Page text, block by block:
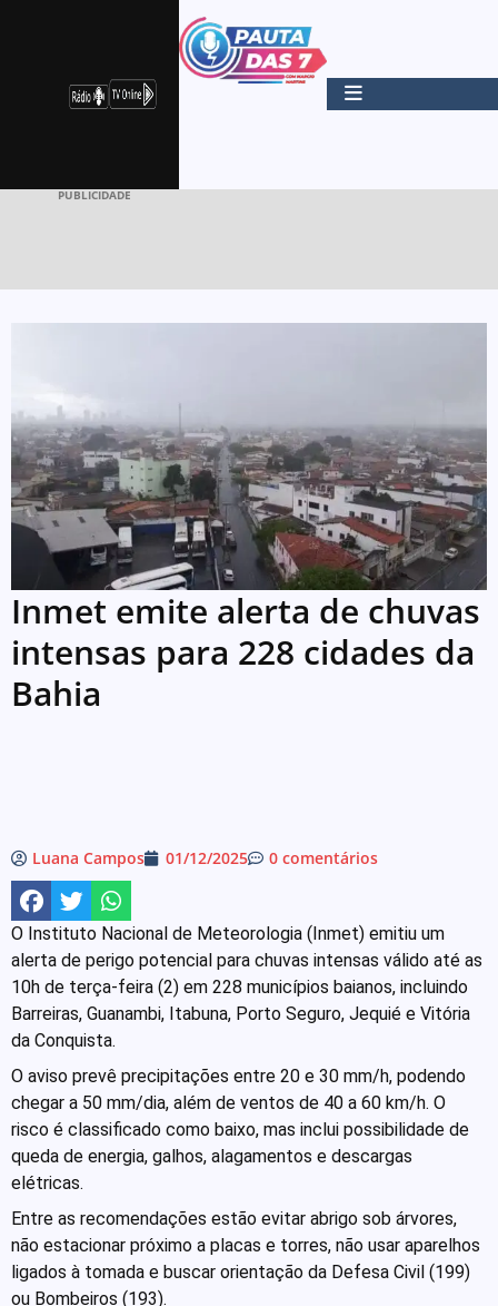
PUBLICIDADE
Inmet emite alerta de chuvas
intensas para 228 cidades da
Bahia
Luana Campos 01/12/2025 0 comentários
O Instituto Nacional de Meteorologia (Inmet) emitiu um
alerta de perigo potencial para chuvas intensas válido até as
10h de terça-feira (2) em 228 municípios baianos, incluindo
Barreiras, Guanambi, Itabuna, Porto Seguro, Jequié e Vitória
da Conquista.
O aviso prevê precipitações entre 20 e 30 mm/h, podendo
chegar a 50 mm/dia, além de ventos de 40 a 60 km/h. O
risco é classificado como baixo, mas inclui possibilidade de
queda de energia, galhos, alagamentos e descargas
elétricas.
Entre as recomendações estão evitar abrigo sob árvores,
não estacionar próximo a placas e torres, não usar aparelhos
ligados à tomada e buscar orientação da Defesa Civil (199)
ou Bombeiros (193).